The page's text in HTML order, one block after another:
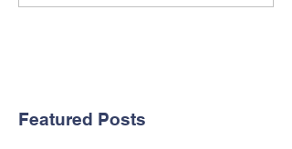
Featured Posts